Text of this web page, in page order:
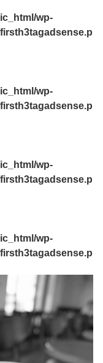
wp-
wp-
wp-
wp-